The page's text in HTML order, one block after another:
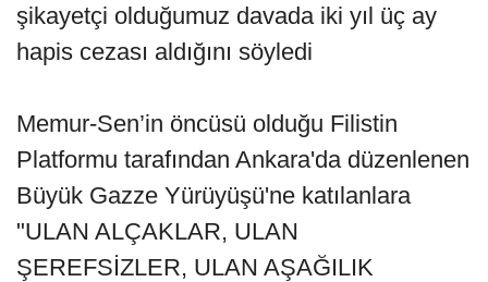
şikayetçi olduğumuz davada iki yıl üç ay
hapis cezası aldığını söyledi
Memur-Sen’in öncüsü olduğu Filistin
Platformu tarafından Ankara'da düzenlenen
Büyük Gazze Yürüyüşü'ne katılanlara
"ULAN ALÇAKLAR, ULAN
ŞEREFSİZLER, ULAN AŞAĞILIK